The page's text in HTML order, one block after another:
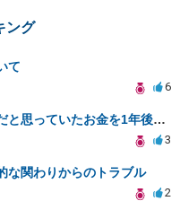
ング
て
6
ダブル不倫・借金・手切れ金だと思っていたお金を1年後いまさら脅迫罪として通知書が来てまとめて請求
3
な関わりからのトラブル
2